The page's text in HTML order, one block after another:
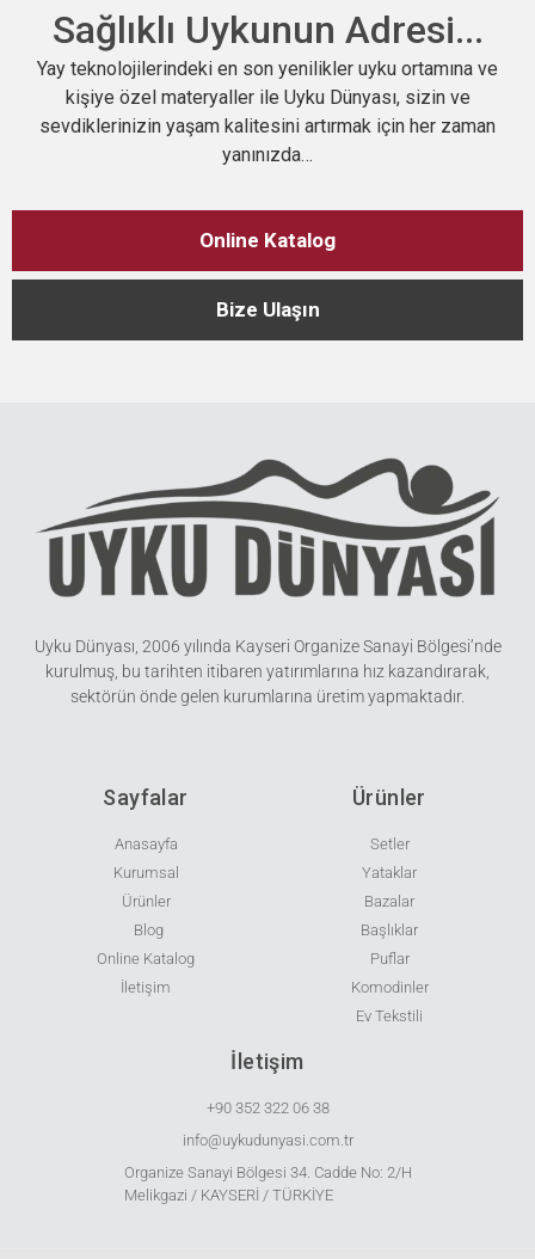
Sağlıklı Uykunun Adresi...
Yay teknolojilerindeki en son yenilikler uyku ortamına ve
kişiye özel materyaller ile Uyku Dünyası, sizin ve
sevdiklerinizin yaşam kalitesini artırmak için her zaman
yanınızda…
Online Katalog
Bize Ulaşın
Uyku Dünyası, 2006 yılında Kayseri Organize Sanayi Bölgesi’nde
kurulmuş, bu tarihten itibaren yatırımlarına hız kazandırarak,
sektörün önde gelen kurumlarına üretim yapmaktadır.
Sayfalar
Anasayfa
Kurumsal
Ürünler
Blog
Online Katalog
İletişim
Ürünler
Setler
Yataklar
Bazalar
Başlıklar
Puflar
Komodinler
Ev Tekstili
İletişim
+90 352 322 06 38
info@uykudunyasi.com.tr
Organize Sanayi Bölgesi 34. Cadde No: 2/H
Melikgazi / KAYSERİ / TÜRKİYE